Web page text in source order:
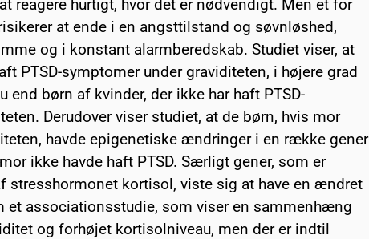
reagere hurtigt, hvor det er nødvendigt. Men et for
at ende i en angsttilstand og søvnløshed,
og i konstant alarmberedskab. Studiet viser, at
PTSD-symptomer under graviditeten, i højere grad
end børn af kvinder, der ikke har haft PTSD-
Derudover viser studiet, at de børn, hvis mor
havde epigenetiske ændringer i en række gener
ikke havde haft PTSD. Særligt gener, som er
stresshormonet kortisol, viste sig at have en ændret
et associationsstudie, som viser en sammenhæng
og forhøjet kortisolniveau, men der er indtil